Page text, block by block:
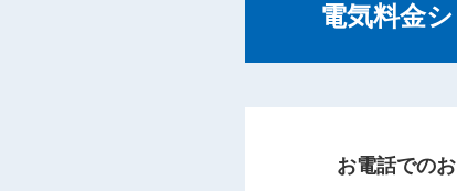
電気料金
お電話での